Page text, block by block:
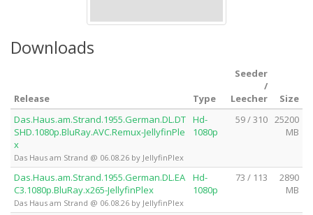
Downloads
Release Type
Seeder
/
Leecher
Size
Das.Haus.am.Strand.1955.German.DL.DT
SHD.1080p.BluRay.AVC.Remux-JellyfinPle
x
Das Haus am Strand @ 06.08.26 by JellyfinPlex
Hd-
1080p
59 / 310 25200
MB
Das.Haus.am.Strand.1955.German.DL.EA
C3.1080p.BluRay.x265-JellyfinPlex
Das Haus am Strand @ 06.08.26 by JellyfinPlex
Hd-
1080p
73 / 113
2890
MB